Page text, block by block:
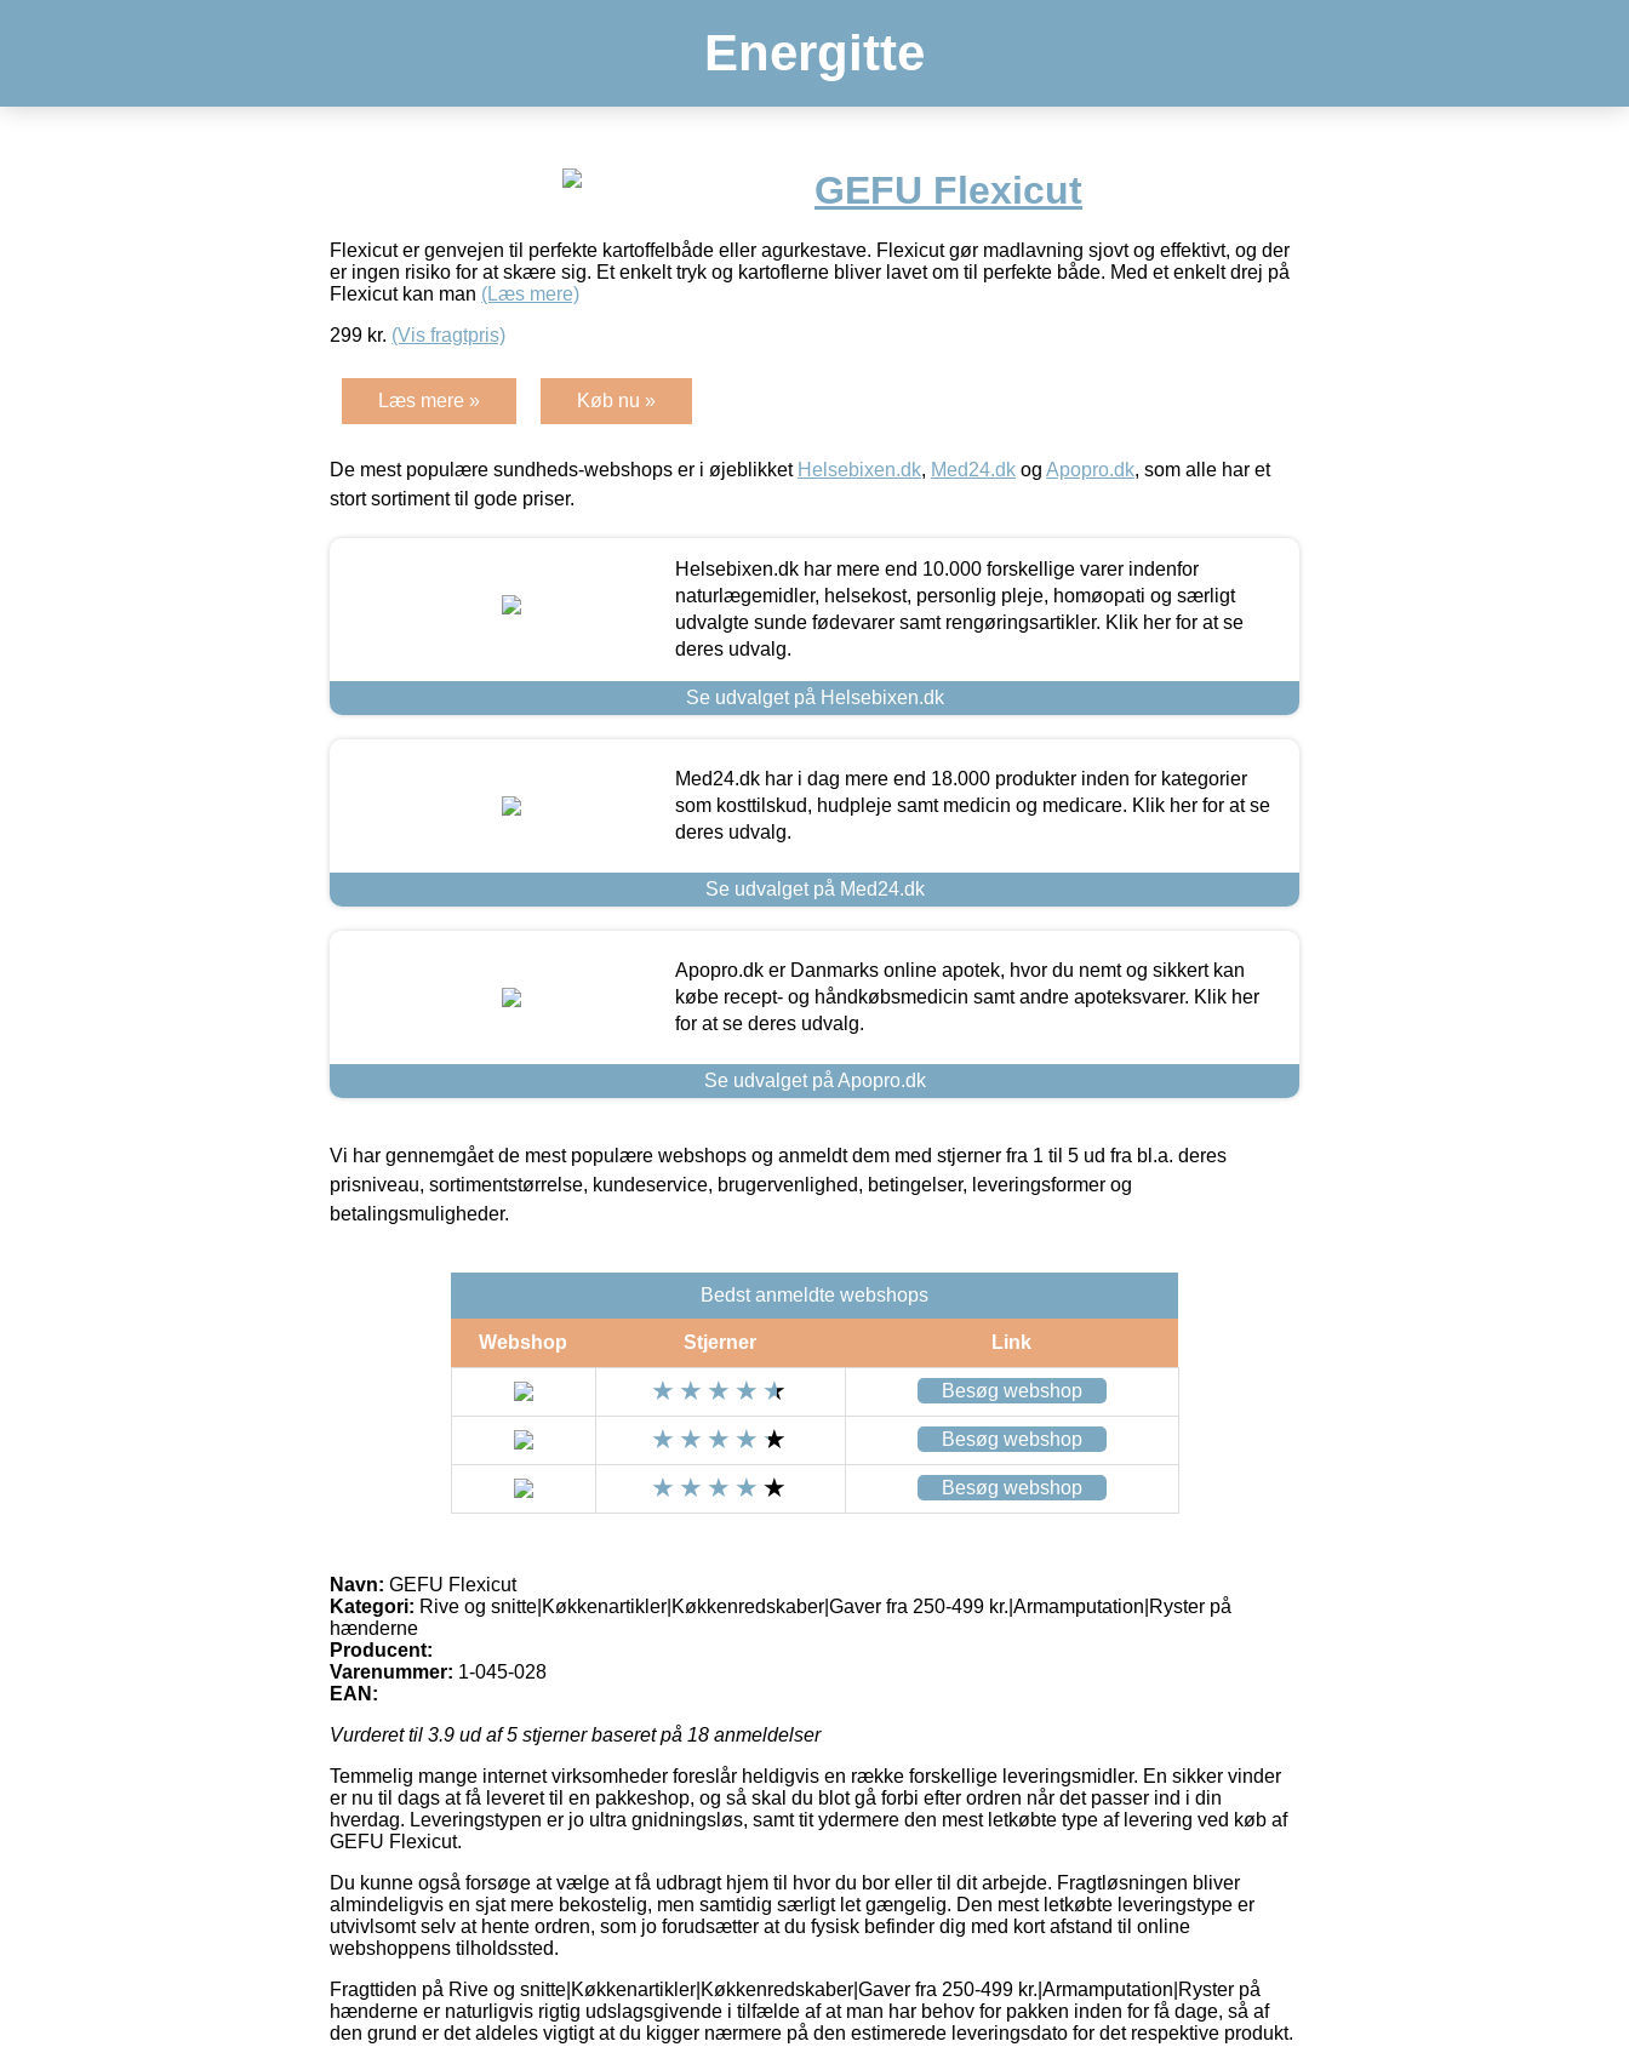
Energitte
GEFU Flexicut
Flexicut er genvejen til perfekte kartoffelbåde eller agurkestave. Flexicut gør madlavning sjovt og effektivt, og der
er ingen risiko for at skære sig. Et enkelt tryk og kartoflerne bliver lavet om til perfekte både. Med et enkelt drej på
Flexicut kan man (Læs mere)
299 kr. (Vis fragtpris)
Læs mere » Køb nu »
De mest populære sundheds-webshops er i øjeblikket Helsebixen.dk, Med24.dk og Apopro.dk, som alle har et
stort sortiment til gode priser.
Helsebixen.dk har mere end 10.000 forskellige varer indenfor
naturlægemidler, helsekost, personlig pleje, homøopati og særligt
udvalgte sunde fødevarer samt rengøringsartikler. Klik her for at se
deres udvalg.
Se udvalget på Helsebixen.dk
Med24.dk har i dag mere end 18.000 produkter inden for kategorier
som kosttilskud, hudpleje samt medicin og medicare. Klik her for at se
deres udvalg.
Se udvalget på Med24.dk
Apopro.dk er Danmarks online apotek, hvor du nemt og sikkert kan
købe recept- og håndkøbsmedicin samt andre apoteksvarer. Klik her
for at se deres udvalg.
Se udvalget på Apopro.dk
Vi har gennemgået de mest populære webshops og anmeldt dem med stjerner fra 1 til 5 ud fra bl.a. deres
prisniveau, sortimentstørrelse, kundeservice, brugervenlighed, betingelser, leveringsformer og
betalingsmuligheder.
Bedst anmeldte webshops
Webshop Stjerner Link
Besøg webshop
Besøg webshop
Besøg webshop
Navn: GEFU Flexicut
Kategori: Rive og snitte|Køkkenartikler|Køkkenredskaber|Gaver fra 250-499 kr.|Armamputation|Ryster på
hænderne
Producent:
Varenummer: 1-045-028
EAN:
Vurderet til 3.9 ud af 5 stjerner baseret på 18 anmeldelser
Temmelig mange internet virksomheder foreslår heldigvis en række forskellige leveringsmidler. En sikker vinder
er nu til dags at få leveret til en pakkeshop, og så skal du blot gå forbi efter ordren når det passer ind i din
hverdag. Leveringstypen er jo ultra gnidningsløs, samt tit ydermere den mest letkøbte type af levering ved køb af
GEFU Flexicut.
Du kunne også forsøge at vælge at få udbragt hjem til hvor du bor eller til dit arbejde. Fragtløsningen bliver
almindeligvis en sjat mere bekostelig, men samtidig særligt let gængelig. Den mest letkøbte leveringstype er
utvivlsomt selv at hente ordren, som jo forudsætter at du fysisk befinder dig med kort afstand til online
webshoppens tilholdssted.
Fragttiden på Rive og snitte|Køkkenartikler|Køkkenredskaber|Gaver fra 250-499 kr.|Armamputation|Ryster på
hænderne er naturligvis rigtig udslagsgivende i tilfælde af at man har behov for pakken inden for få dage, så af
den grund er det aldeles vigtigt at du kigger nærmere på den estimerede leveringsdato for det respektive produkt.